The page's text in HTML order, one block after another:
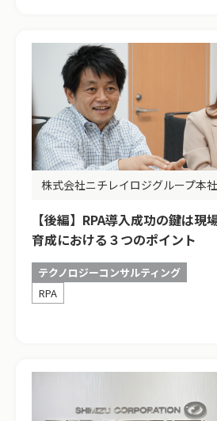
株式会社ニチレイロジグループ本社
【後編】RPA導入成功の鍵は現
育成における３つのポイント
テクノロジーコンサルティング
RPA